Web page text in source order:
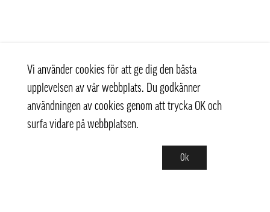
Vi använder cookies för att ge dig den bästa
upplevelsen av vår webbplats. Du godkänner
användningen av cookies genom att trycka OK och
surfa vidare på webbplatsen.
Ok